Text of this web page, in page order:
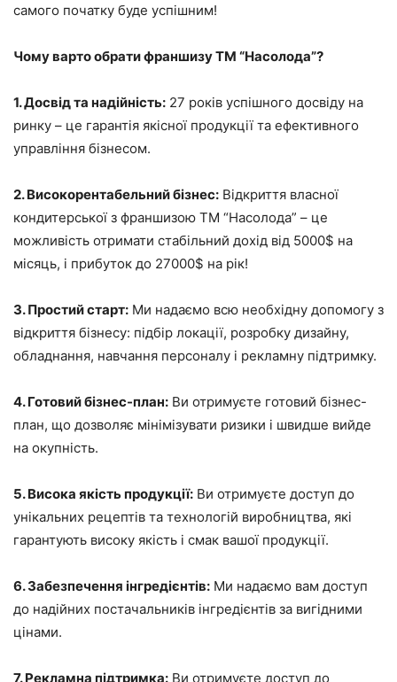
самого початку буде успішним!
Чому варто обрати франшизу ТМ “Насолода”?
1. Досвід та надійність: 27 років успішного досвіду на
ринку – це гарантія якісної продукції та ефективного
управління бізнесом.
2. Високорентабельний бізнес: Відкриття власної
кондитерської з франшизою ТМ “Насолода” – це
можливість отримати стабільний дохід від 5000$ на
місяць, і прибуток до 27000$ на рік!
3. Простий старт: Ми надаємо всю необхідну допомогу з
відкриття бізнесу: підбір локації, розробку дизайну,
обладнання, навчання персоналу і рекламну підтримку.
4. Готовий бізнес-план: Ви отримуєте готовий бізнес-
план, що дозволяє мінімізувати ризики і швидше вийде
на окупність.
5. Висока якість продукції: Ви отримуєте доступ до
унікальних рецептів та технологій виробництва, які
гарантують високу якість і смак вашої продукції.
6. Забезпечення інгредієнтів: Ми надаємо вам доступ
до надійних постачальників інгредієнтів за вигідними
цінами.
7. Рекламна підтримка: Ви отримуєте доступ до